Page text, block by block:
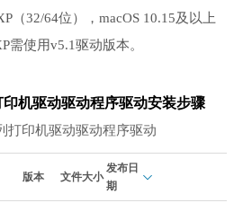
（32/64位），macOS 10.15及以上
需使用v5.1驱动版本。
机驱动驱动程序驱动安装步骤
打印机驱动驱动程序驱动
版本 文件大小
发布日
期